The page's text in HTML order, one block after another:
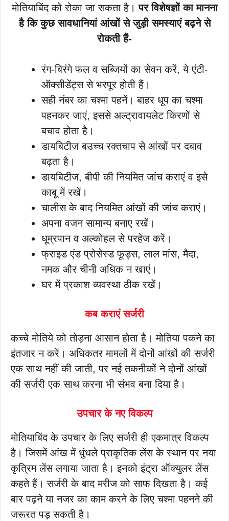
मोतियाबिंद को रोका जा सकता है।पर विशेषज्ञों का मानना
है कि कुछ सावधानियां आंखों से जुड़ी समस्याएं बढ़ने से
रोकती हैं-
रंग-बिरंगे फल व सब्जियों का सेवन करें, ये एंटी-
ऑक्सीडेंट्स से भरपूर होती हैं।
सही नंबर का चश्मा पहनें। बाहर धूप का चश्मा
पहनकर जाएं, इससे अल्ट्रावायलेट किरणों से
बचाव होता है।
डायबिटीज बउच्च रक्तचाप से आंखों पर दबाव
बढ़ता है।
डायबिटीज, बीपी की नियमित जांच कराएं व इसे
काबू में रखें।
चालीस के बाद नियमित आंखों की जांच कराएं।
अपना वजन सामान्य बनाए रखें।
धूम्रपान व अल्कोहल से परहेज करें।
फ्राइड एंड प्रोसेस्ड फूड्स, लाल मांस, मैदा,
नमक और चीनी अधिक न खाएं।
घर में प्रकाश व्यवस्था ठीक रखें।
कब कराएं सर्जरी
कच्चे मोतिये को तोड़ना आसान होता है। मोतिया पकने का
इंतजार न करें। अधिकतर मामलों में दोनों आंखों की सर्जरी
एक साथ नहीं की जाती, पर नई तकनीकों ने दोनों आंखों
की सर्जरी एक साथ करना भी संभव बना दिया है।
उपचार के नए विकल्प
मोतियाबिंद के उपचार के लिए सर्जरी ही एकमात्र विकल्प
है। जिसमें आंख में धुंधले प्राकृतिक लेंस के स्थान पर नया
कृत्रिम लेंस लगाया जाता है। इनको इंट्रा ऑक्युलर लेंस
कहते हैं। सर्जरी के बाद मरीज को साफ दिखता है। कई
बार पढ़ने या नजर का काम करने के लिए चश्मा पहनने की
जरूरत पड़ सकती है।